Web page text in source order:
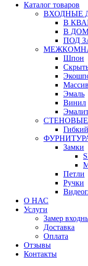
Каталог товаров
ВХОДНЫЕ
В
В
ПОД
Шпон
Массив
Эмаль
Винил
Замки
Петли
Ручки
О НАС
Услуги
Замер
Доставка
Оплата
Отзывы
Контакты